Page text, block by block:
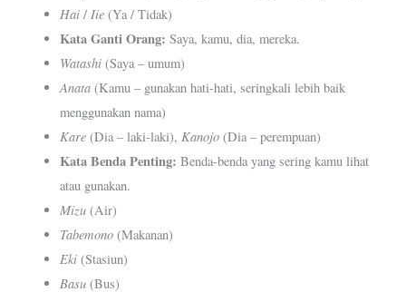
Hai /Iie (Ya / Tidak)
Kata Ganti Orang: Saya, kamu, dia, mereka.
Watashi (Saya – umum)
Anata (Kamu – gunakan hati-hati, seringkali lebih baik
menggunakan nama)
Kare (Dia – laki-laki),Kanojo (Dia – perempuan)
Kata Benda Penting: Benda-benda yang sering kamu lihat
atau gunakan.
Mizu (Air)
Tabemono (Makanan)
Eki (Stasiun)
Basu (Bus)